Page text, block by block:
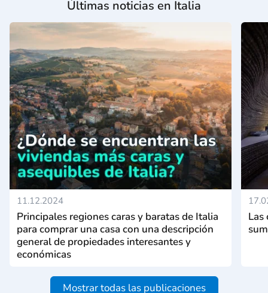
Últimas noticias en Italia
11.12.2024
Principales regiones caras y baratas de Italia
para comprar una casa con una descripción
general de propiedades interesantes y
económicas
Las
Mostrar todas las publicaciones